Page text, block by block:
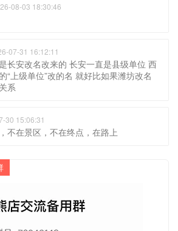
08-03 18:30:46
07-31 16:12:11
长安改名改来的 长安一直是县级单位 西
“上级单位”改的名 就好比如果潍坊改名
系
30 15:06:31
不在景区，不在终点，在路上